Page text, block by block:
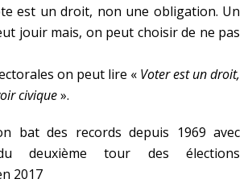
est un droit, non une obligation. Un
jouir mais, on peut choisir de ne pas
on peut lire « Voter est un droit,
civique».
bat des records depuis 1969 avec
deuxième tour des élections
2017